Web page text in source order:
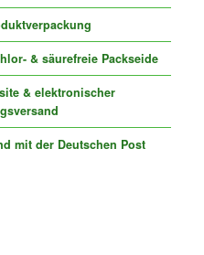
& säurefreie Packseide
& elektronischer
mit der Deutschen Post